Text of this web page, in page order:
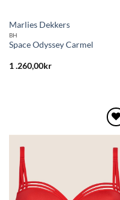
Marlies Dekkers
BH
Space Odyssey Carmel
1 .260,00kr
Lägg
önskelistan